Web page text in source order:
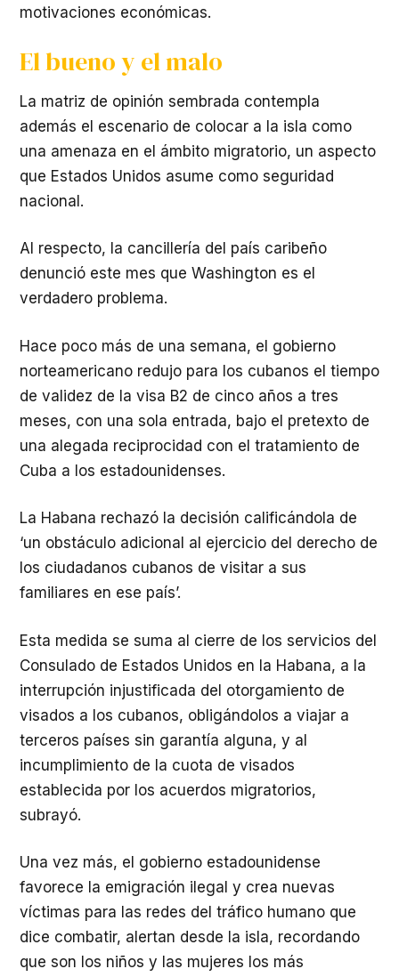
motivaciones económicas.
El bueno y el malo
La matriz de opinión sembrada contempla
además el escenario de colocar a la isla como
una amenaza en el ámbito migratorio, un aspecto
que Estados Unidos asume como seguridad
nacional.
Al respecto, la cancillería del país caribeño
denunció este mes que Washington es el
verdadero problema.
Hace poco más de una semana, el gobierno
norteamericano redujo para los cubanos el tiempo
de validez de la visa B2 de cinco años a tres
meses, con una sola entrada, bajo el pretexto de
una alegada reciprocidad con el tratamiento de
Cuba a los estadounidenses.
La Habana rechazó la decisión calificándola de
‘un obstáculo adicional al ejercicio del derecho de
los ciudadanos cubanos de visitar a sus
familiares en ese país’.
Esta medida se suma al cierre de los servicios del
Consulado de Estados Unidos en la Habana, a la
interrupción injustificada del otorgamiento de
visados a los cubanos, obligándolos a viajar a
terceros países sin garantía alguna, y al
incumplimiento de la cuota de visados
establecida por los acuerdos migratorios,
subrayó.
Una vez más, el gobierno estadounidense
favorece la emigración ilegal y crea nuevas
víctimas para las redes del tráfico humano que
dice combatir, alertan desde la isla, recordando
que son los niños y las mujeres los más